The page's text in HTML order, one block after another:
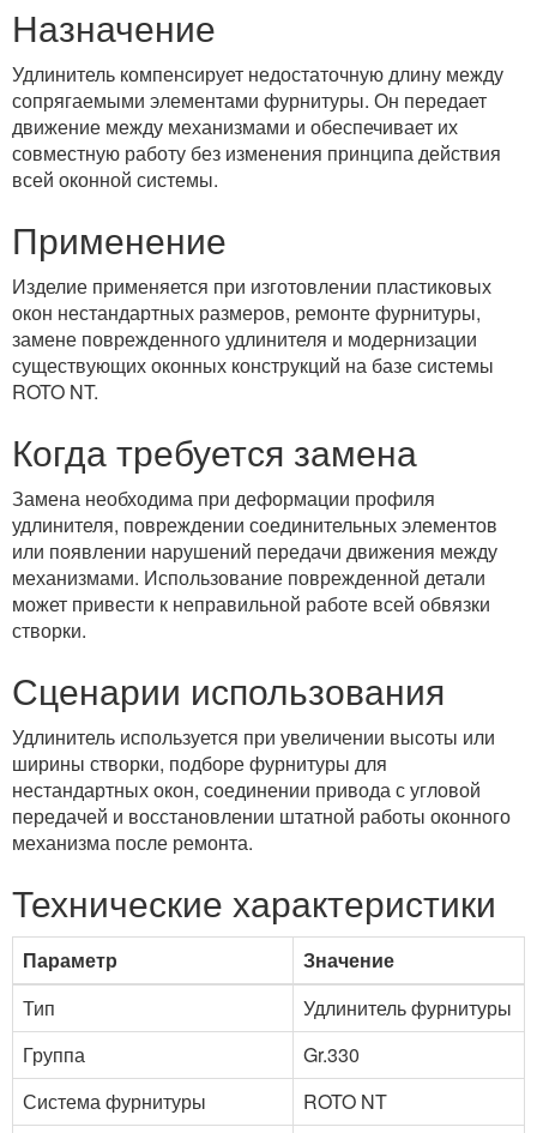
Назначение
Удлинитель компенсирует недостаточную длину между
сопрягаемыми элементами фурнитуры. Он передает
движение между механизмами и обеспечивает их
совместную работу без изменения принципа действия
всей оконной системы.
Применение
Изделие применяется при изготовлении пластиковых
окон нестандартных размеров, ремонте фурнитуры,
замене поврежденного удлинителя и модернизации
существующих оконных конструкций на базе системы
ROTO NT.
Когда требуется замена
Замена необходима при деформации профиля
удлинителя, повреждении соединительных элементов
или появлении нарушений передачи движения между
механизмами. Использование поврежденной детали
может привести к неправильной работе всей обвязки
створки.
Сценарии использования
Удлинитель используется при увеличении высоты или
ширины створки, подборе фурнитуры для
нестандартных окон, соединении привода с угловой
передачей и восстановлении штатной работы оконного
механизма после ремонта.
Технические характеристики
Параметр
Значение
Тип
Удлинитель фурнитуры
Группа
Gr.330
Система фурнитуры
ROTO NT